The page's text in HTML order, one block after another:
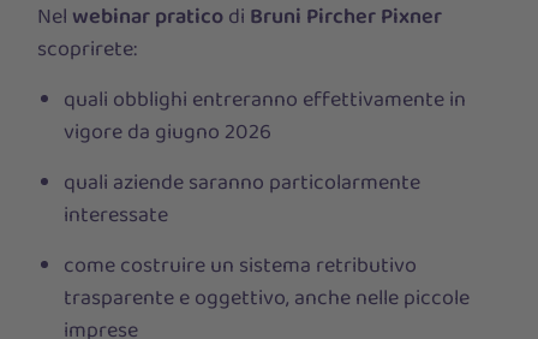
Nel webinar praticodi Bruni Pircher Pixner
scoprirete:
quali obblighi entreranno effettivamente in
vigore da giugno 2026
quali aziende saranno particolarmente
interessate
come costruire un sistema retributivo
trasparente e oggettivo, anche nelle piccole
imprese